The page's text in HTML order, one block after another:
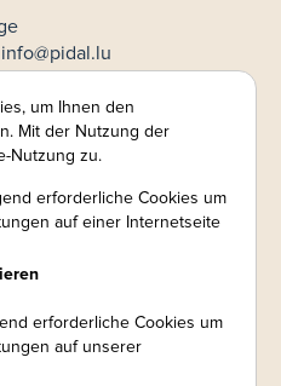
info@pidal.lu
um Ihnen den
Mit der Nutzung der
Nutzung zu.
erforderliche Cookies um
auf einer Internetseite
erforderliche Cookies um
auf unserer